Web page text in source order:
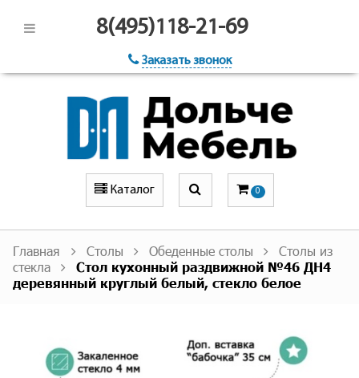
8(495)118-21-69
Заказать звонок
Каталог 0
Главная Столы Обеденные столы
Столы из
стекла
Стол кухонный раздвижной №46 ДН4
деревянный круглый белый, стекло белое